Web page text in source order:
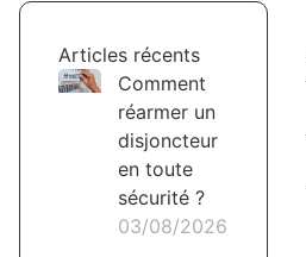
Articles récents
Comment
réarmer un
disjoncteur
en toute
sécurité ?
03/08/2026